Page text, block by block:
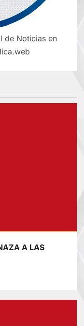
de Noticias en
A LAS